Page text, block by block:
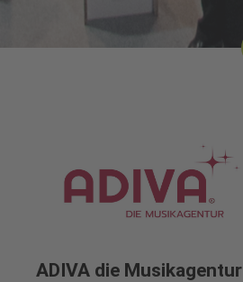
ADIVA die Musikagentur